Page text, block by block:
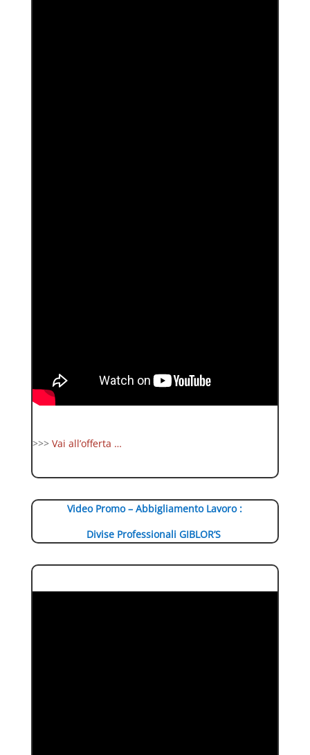
>>> Vai all’offerta …
Video Promo – Abbigliamento Lavoro :
Divise Professionali GIBLOR’S